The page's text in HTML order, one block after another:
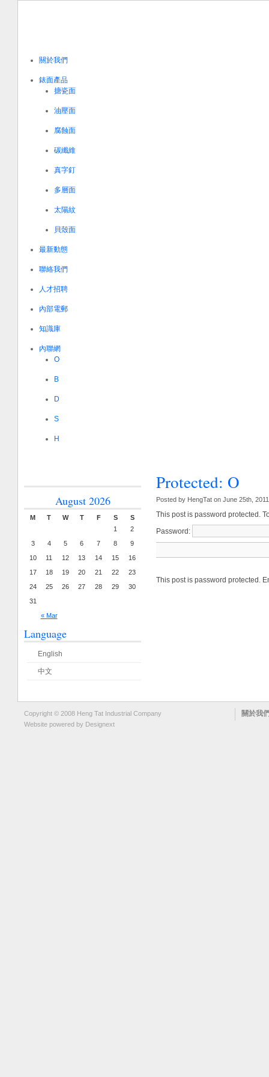
關於我們
錶面產品
搪瓷面
油壓面
腐蝕面
碳纖維
真字釘
多層面
太陽紋
貝殼面
最新動態
聯絡我們
人才招聘
內部電郵
知識庫
內聯網
O
B
D
S
H
Protected: O
Posted by HengTat on June 25th, 2011
This post is password protected.
Password:
This post is password protected.
August 2026
M T W T F S S
« Mar
1
2
3
4 5 6 7 8
9
10
11 12 13 14 15
16
17
18 19 20 21 22
23
24
25 26 27 28 29
30
31
Language
English
中文
Copyright © 2008 Heng Tat Industrial Company
Website powered by Designext
關於我